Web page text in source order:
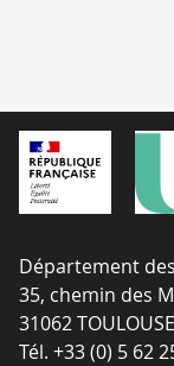
Département
35, chemin des
31062
Tél. +33 (0) 5 62